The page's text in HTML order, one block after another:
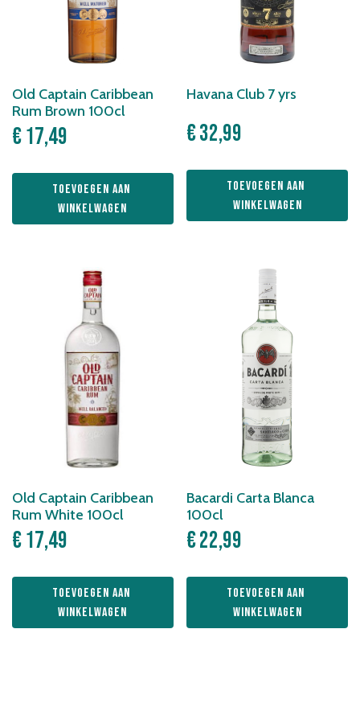
Old Captain Caribbean
Rum Brown 100cl
€17,49
Toevoegen aan
winkelwagen
Havana Club 7 yrs
€32,99
Toevoegen aan
winkelwagen
Old Captain Caribbean
Rum White 100cl
€17,49
Toevoegen aan
winkelwagen
Bacardi Carta Blanca
100cl
€22,99
Toevoegen aan
winkelwagen